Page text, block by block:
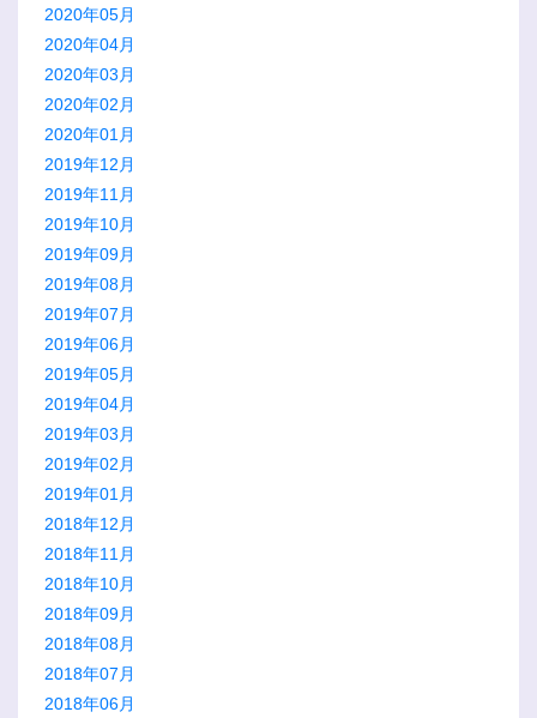
2020年05月
2020年04月
2020年03月
2020年02月
2020年01月
2019年12月
2019年11月
2019年10月
2019年09月
2019年08月
2019年07月
2019年06月
2019年05月
2019年04月
2019年03月
2019年02月
2019年01月
2018年12月
2018年11月
2018年10月
2018年09月
2018年08月
2018年07月
2018年06月